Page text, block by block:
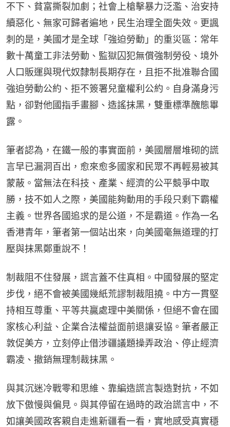
不下、貧富撕裂加劇；社會上槍擊暴力泛濫、治安持
續惡化、無家可歸者遍地，民生治理全面失效。更諷
刺的是，美國才是全球「強迫勞動」的重災區：常年
數十萬童工非法勞動、監獄囚犯無償強制勞役、境外
人口販運與現代奴隸制長期存在，且拒不批准聯合國
強迫勞動公約、拒不簽署兒童權利公約。自身滿身污
點，卻對他國指手畫腳、造謠抹黑，雙重標準醜態畢
露。
筆者認為，在鐵一般的事實面前，美國層層堆砌的謊
言早已漏洞百出，愈來愈多國家和民眾不再輕易被其
蒙蔽。當無法在科技、產業、經濟的公平競爭中取
勝，技不如人之際，美國能夠動用的手段只剩下霸權
主義。世界各國追求的是公道，不是霸道。作為一名
香港青年，筆者第一個站出來，向美國毫無道理的打
壓與抹黑鄭重說不！
制裁阻不住發展，謊言蓋不住真相。中國發展的堅定
步伐，絕不會被美國幾紙荒謬制裁阻撓。中方一貫堅
持相互尊重、平等共贏處理中美關係，但絕不會在國
家核心利益、企業合法權益面前退讓妥協。筆者嚴正
敦促美方，立刻停止借涉疆議題操弄政治、停止經濟
霸凌、撤銷無理制裁抹黑。
與其沉迷冷戰零和思維、靠編造謊言製造對抗，不如
放下傲慢與偏見。與其停留在過時的政治謊言中，不
如讓美國政客親自走進新疆看一看，實地感受真實穩